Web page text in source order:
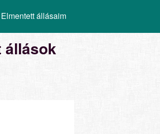
Elmentett állásaim
állások